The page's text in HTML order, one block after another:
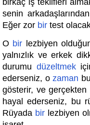
birkaç iş teklifleri
senin
Eğer zor bir test
O bir lezbiyen
yalnızlık ve erkek
durumu düzeltmek
ederseniz, ozaman
gösterir, ve
hayal ederseniz, bu
Rüyada birlezbiyen